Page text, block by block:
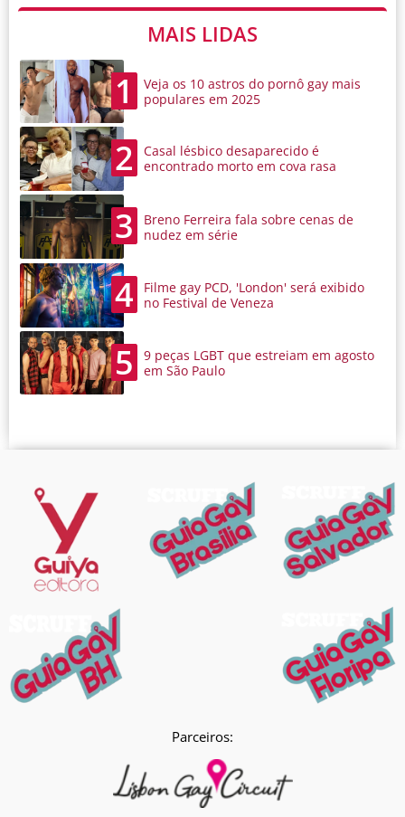
MAIS LIDAS
1
Veja os 10 astros do pornô gay mais
populares em 2025
2
Casal lésbico desaparecido é
encontrado morto em cova rasa
3
Breno Ferreira fala sobre cenas de
nudez em série
4
Filme gay PCD, 'London' será exibido
no Festival de Veneza
5
9 peças LGBT que estreiam em agosto
em São Paulo
Parceiros: